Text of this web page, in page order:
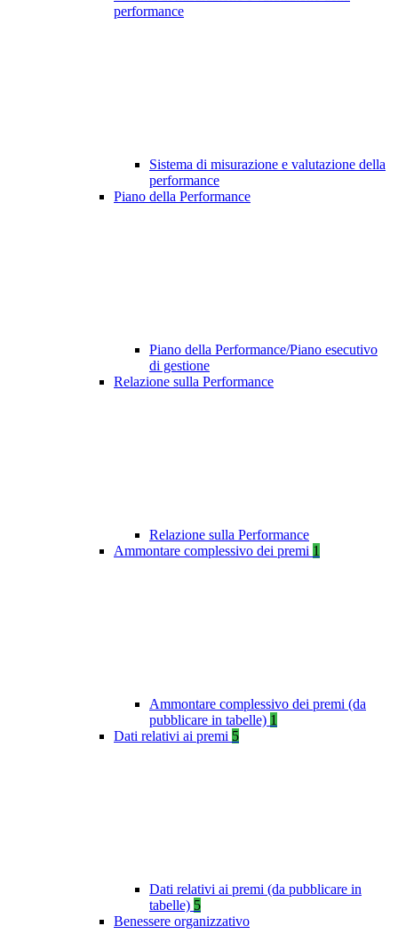
performance
Sistema di misurazione e valutazione della
performance
Piano della Performance
Piano della Performance/Piano esecutivo
di gestione
Relazione sulla Performance
Relazione sulla Performance
Ammontare complessivo dei premi 1
Ammontare complessivo dei premi (da
pubblicare in tabelle) 1
Dati relativi ai premi 5
Dati relativi ai premi (da pubblicare in
tabelle) 5
Benessere organizzativo